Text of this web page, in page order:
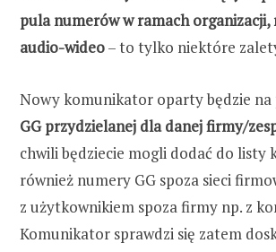
pula numerów w ramach
audio-wideo– to tylko niektóre
Nowy komunikator oparty będzie na
GG przydzielanej dla danej firmy/
chwili będziecie mogli dodać do listy
również numery GG spoza sieci
z użytkownikiem spoza firmy np. z
Komunikator sprawdzi się zatem